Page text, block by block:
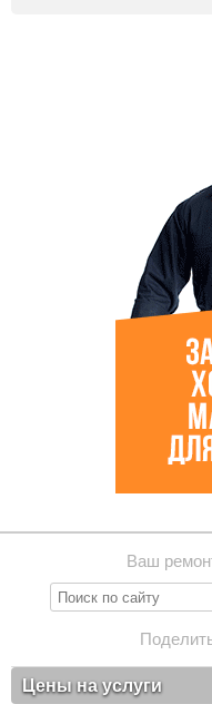
Ваш
Цены на услуги